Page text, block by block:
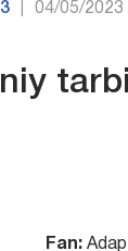
04/05/2023
Fan: